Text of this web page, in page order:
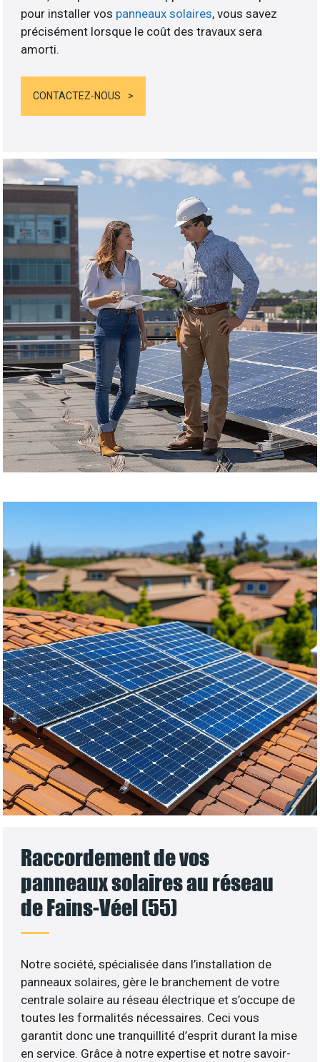
pour installer vos panneaux solaires, vous savez
précisément lorsque le coût des travaux sera
amorti.
CONTACTEZ-NOUS
Raccordement de vos
panneaux solaires au réseau
de Fains-Véel (55)
Notre société, spécialisée dans l’installation de
panneaux solaires, gère le branchement de votre
centrale solaire au réseau électrique et s’occupe de
toutes les formalités nécessaires. Ceci vous
garantit donc une tranquillité d’esprit durant la mise
en service. Grâce à notre expertise et notre savoir-